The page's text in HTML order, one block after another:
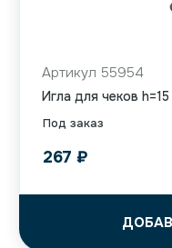
Под заказ
Артикул 55954
Игла для чеков
267 ₽